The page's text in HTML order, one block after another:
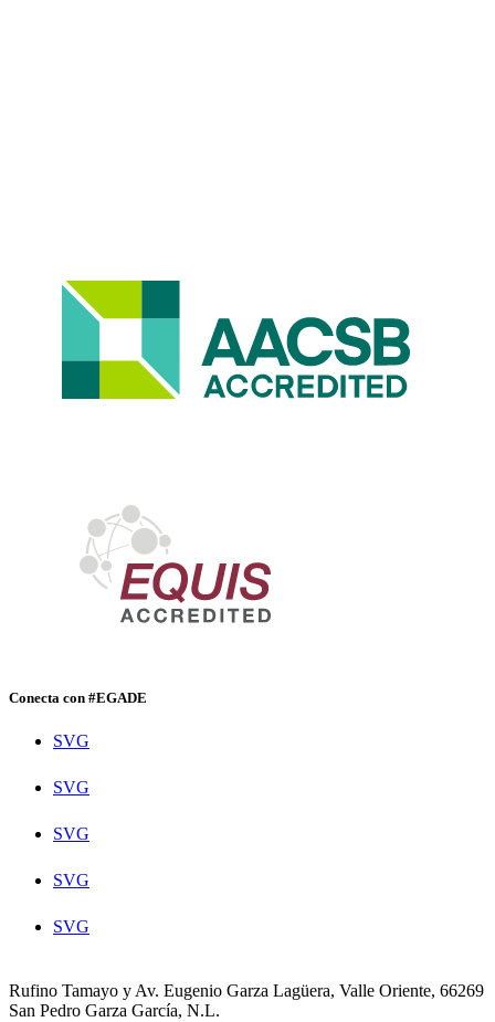
Conecta con #EGADE
SVG
SVG
SVG
SVG
SVG
Rufino Tamayo y Av. Eugenio Garza Lagüera, Valle Oriente, 66269
San Pedro Garza García, N.L.